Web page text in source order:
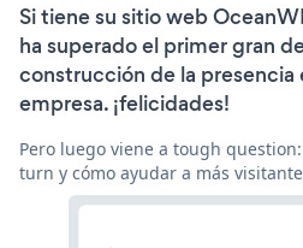
Si tiene su sitio web
ha superado el primer gran
construcción de la presencia
empresa. ¡felicidades!
Pero luego viene a tough
turn y cómo ayudar a más